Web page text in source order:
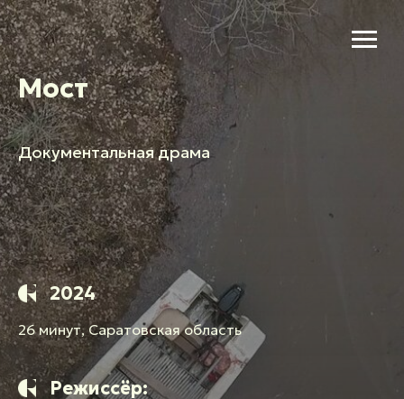
Мост
Документальная драма
2024
26 минут, Саратовская область
Режиссёр: